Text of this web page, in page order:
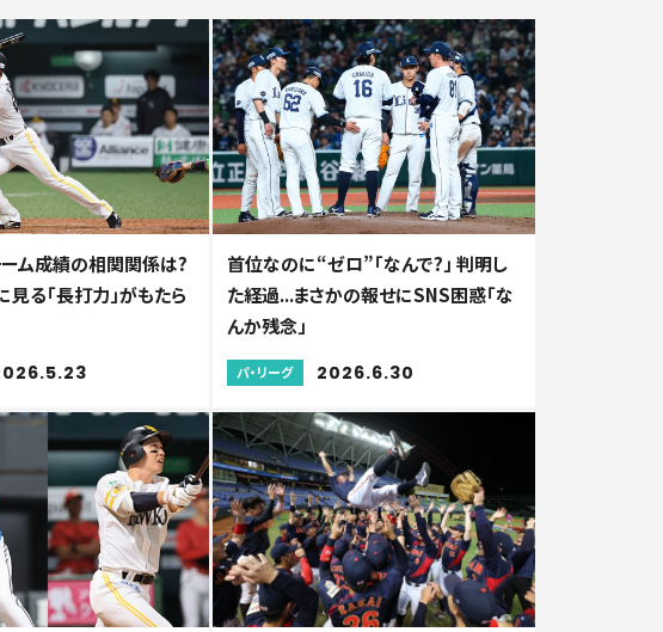
ム成績の相関関係は?
る「長打力」がもたら
首位なのに“ゼロ”「なんで?」 判明し
た経過...まさかの報せにSNS困惑「な
んか残念」
パ・リーグ 2026.6.30